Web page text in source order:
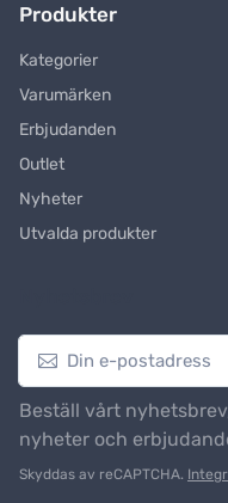
Produkter
Kategorier
Varumärken
Erbjudanden
Outlet
Nyheter
Utvalda produkter
Beställ vårt
nyheter och
Skyddas av reCAPTCHA.